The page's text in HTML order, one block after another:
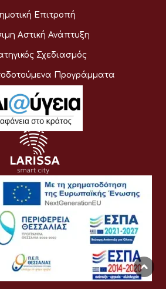
Επιτροπή
Αστική Ανάπτυξη
Σχεδιασμός
Προγράμματα